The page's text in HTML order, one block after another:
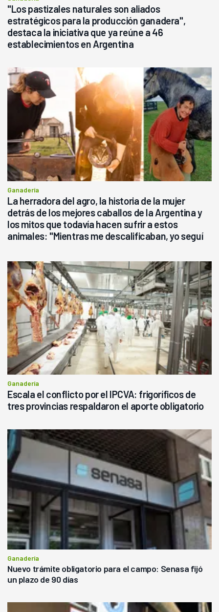
"Los pastizales naturales son aliados
estratégicos para la producción ganadera",
destaca la iniciativa que ya reúne a 46
establecimientos en Argentina
Ganadería
La herradora del agro, la historia de la mujer
detrás de los mejores caballos de la Argentina y
los mitos que todavía hacen sufrir a estos
animales: "Mientras me descalificaban, yo seguí
Ganadería
Escala el conflicto por el IPCVA: frigoríficos de
tres provincias respaldaron el aporte obligatorio
Ganadería
Nuevo trámite obligatorio para el campo: Senasa fijó
un plazo de 90 días